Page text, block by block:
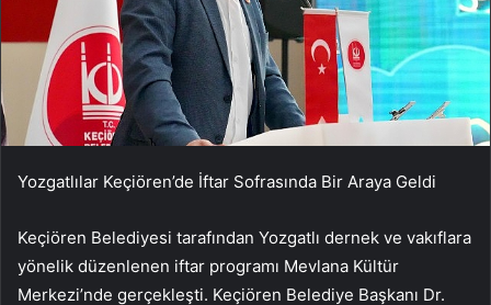
Yozgatlılar Keçiören’de İftar Sofrasında Bir Araya Geldi
Keçiören Belediyesi tarafından Yozgatlı dernek ve vakıflara
yönelik düzenlenen iftar programı Mevlana Kültür
Merkezi’nde gerçekleşti. Keçiören Belediye Başkanı Dr.